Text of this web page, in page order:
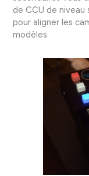
de CCU de
pour aligner les
modèles.